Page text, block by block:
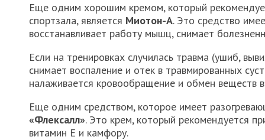
Еще одним хорошим кремом, который
спортзала, является Миотон-А. Это средство
восстанавливает работу мышц, снимает
Если на тренировках случилась травма (ушиб,
снимает воспаление и отек в травмированных
налаживается кровообращение и обмен веществ в
Еще одним средством, которое имеет
«Флексалл». Это крем, который рекомендуется
витамин Е и камфору.